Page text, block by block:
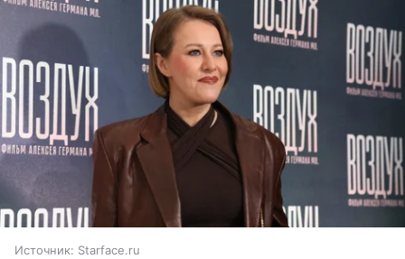
Источник: Starface.ru